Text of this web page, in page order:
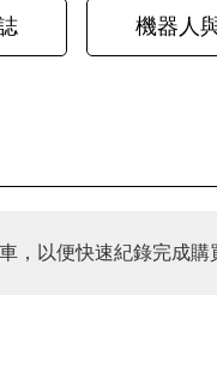
機器人
，以便快速紀錄完成購